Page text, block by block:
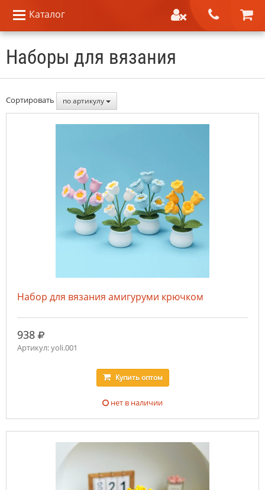
Каталог
Наборы для вязания
Сортировать по артикулу
Набор для вязания амигуруми крючком
938 руб.
Артикул: yoli.001
Купитьоптом
нет в наличии